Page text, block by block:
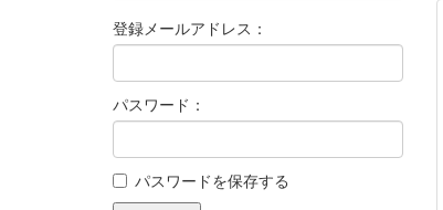
登録メールアドレス：
パスワード：
パスワードを保存する